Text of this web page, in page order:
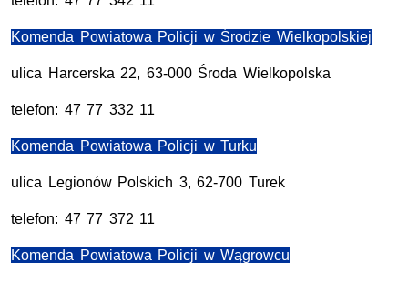
Komenda Powiatowa Policji w Środzie Wielkopolskiej
ulica Harcerska 22, 63-000 Środa Wielkopolska
telefon: 47 77 332 11
Komenda Powiatowa Policji w Turku
ulica Legionów Polskich 3, 62-700 Turek
telefon: 47 77 372 11
Komenda Powiatowa Policji w Wągrowcu